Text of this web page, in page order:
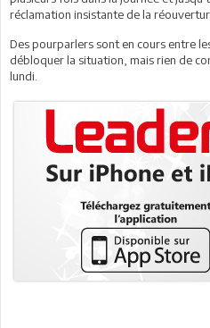
réclamation insistante de la
Des pourparlers sont en cours entre
débloquer la situation, mais rien de
lundi.